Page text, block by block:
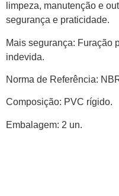
limpeza, manutenção e
segurança e praticidade.
Mais segurança: Furação
indevida.
Norma de Referência:
Composição: PVC rígido.
Embalagem: 2 un.